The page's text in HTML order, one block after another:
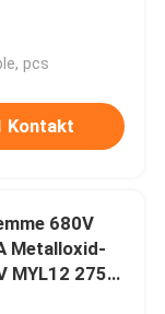
pcs
Kontakt
680V
Metalloxid-
MYL12 275V